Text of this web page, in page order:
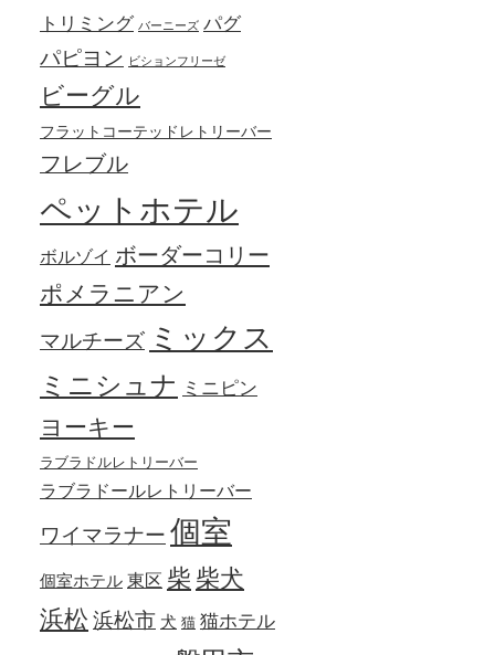
トリミング バーニーズ パグ
パピヨン ビションフリーゼ
ビーグル
フラットコーテッドレトリーバー
フレブル
ペットホテル
ボルゾイ ボーダーコリー
ポメラニアン
マルチーズ ミックス
ミニシュナ ミニピン
ヨーキー
ラブラドルレトリーバー
ラブラドールレトリーバー
ワイマラナー 個室
個室ホテル 東区 柴 柴犬
浜松 浜松市 犬 猫 猫ホテル